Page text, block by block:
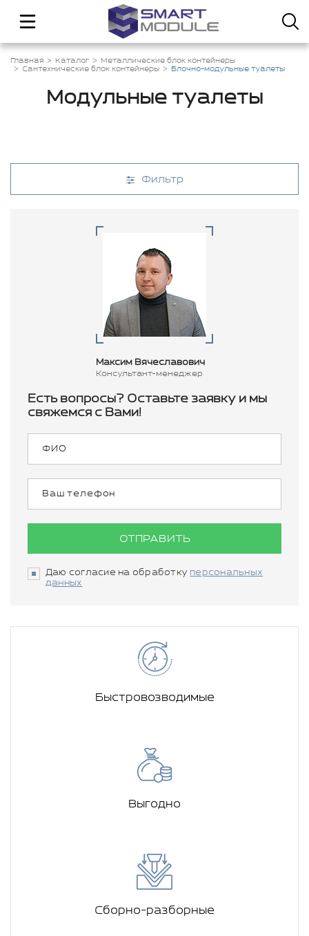
Главная Каталог
Металлические блок контейнеры
Сантехнические блок контейнеры
Блочно-модульные туалеты
Модульные туалеты
Фильтр
Максим Вячеславович
Консультант-менеджер
Есть вопросы? Оставьте заявку и мы
свяжемся с Вами!
ОТПРАВИТЬ
Даю согласие на обработку персональных
данных
Быстровозводимые
Выгодно
Сборно-разборные